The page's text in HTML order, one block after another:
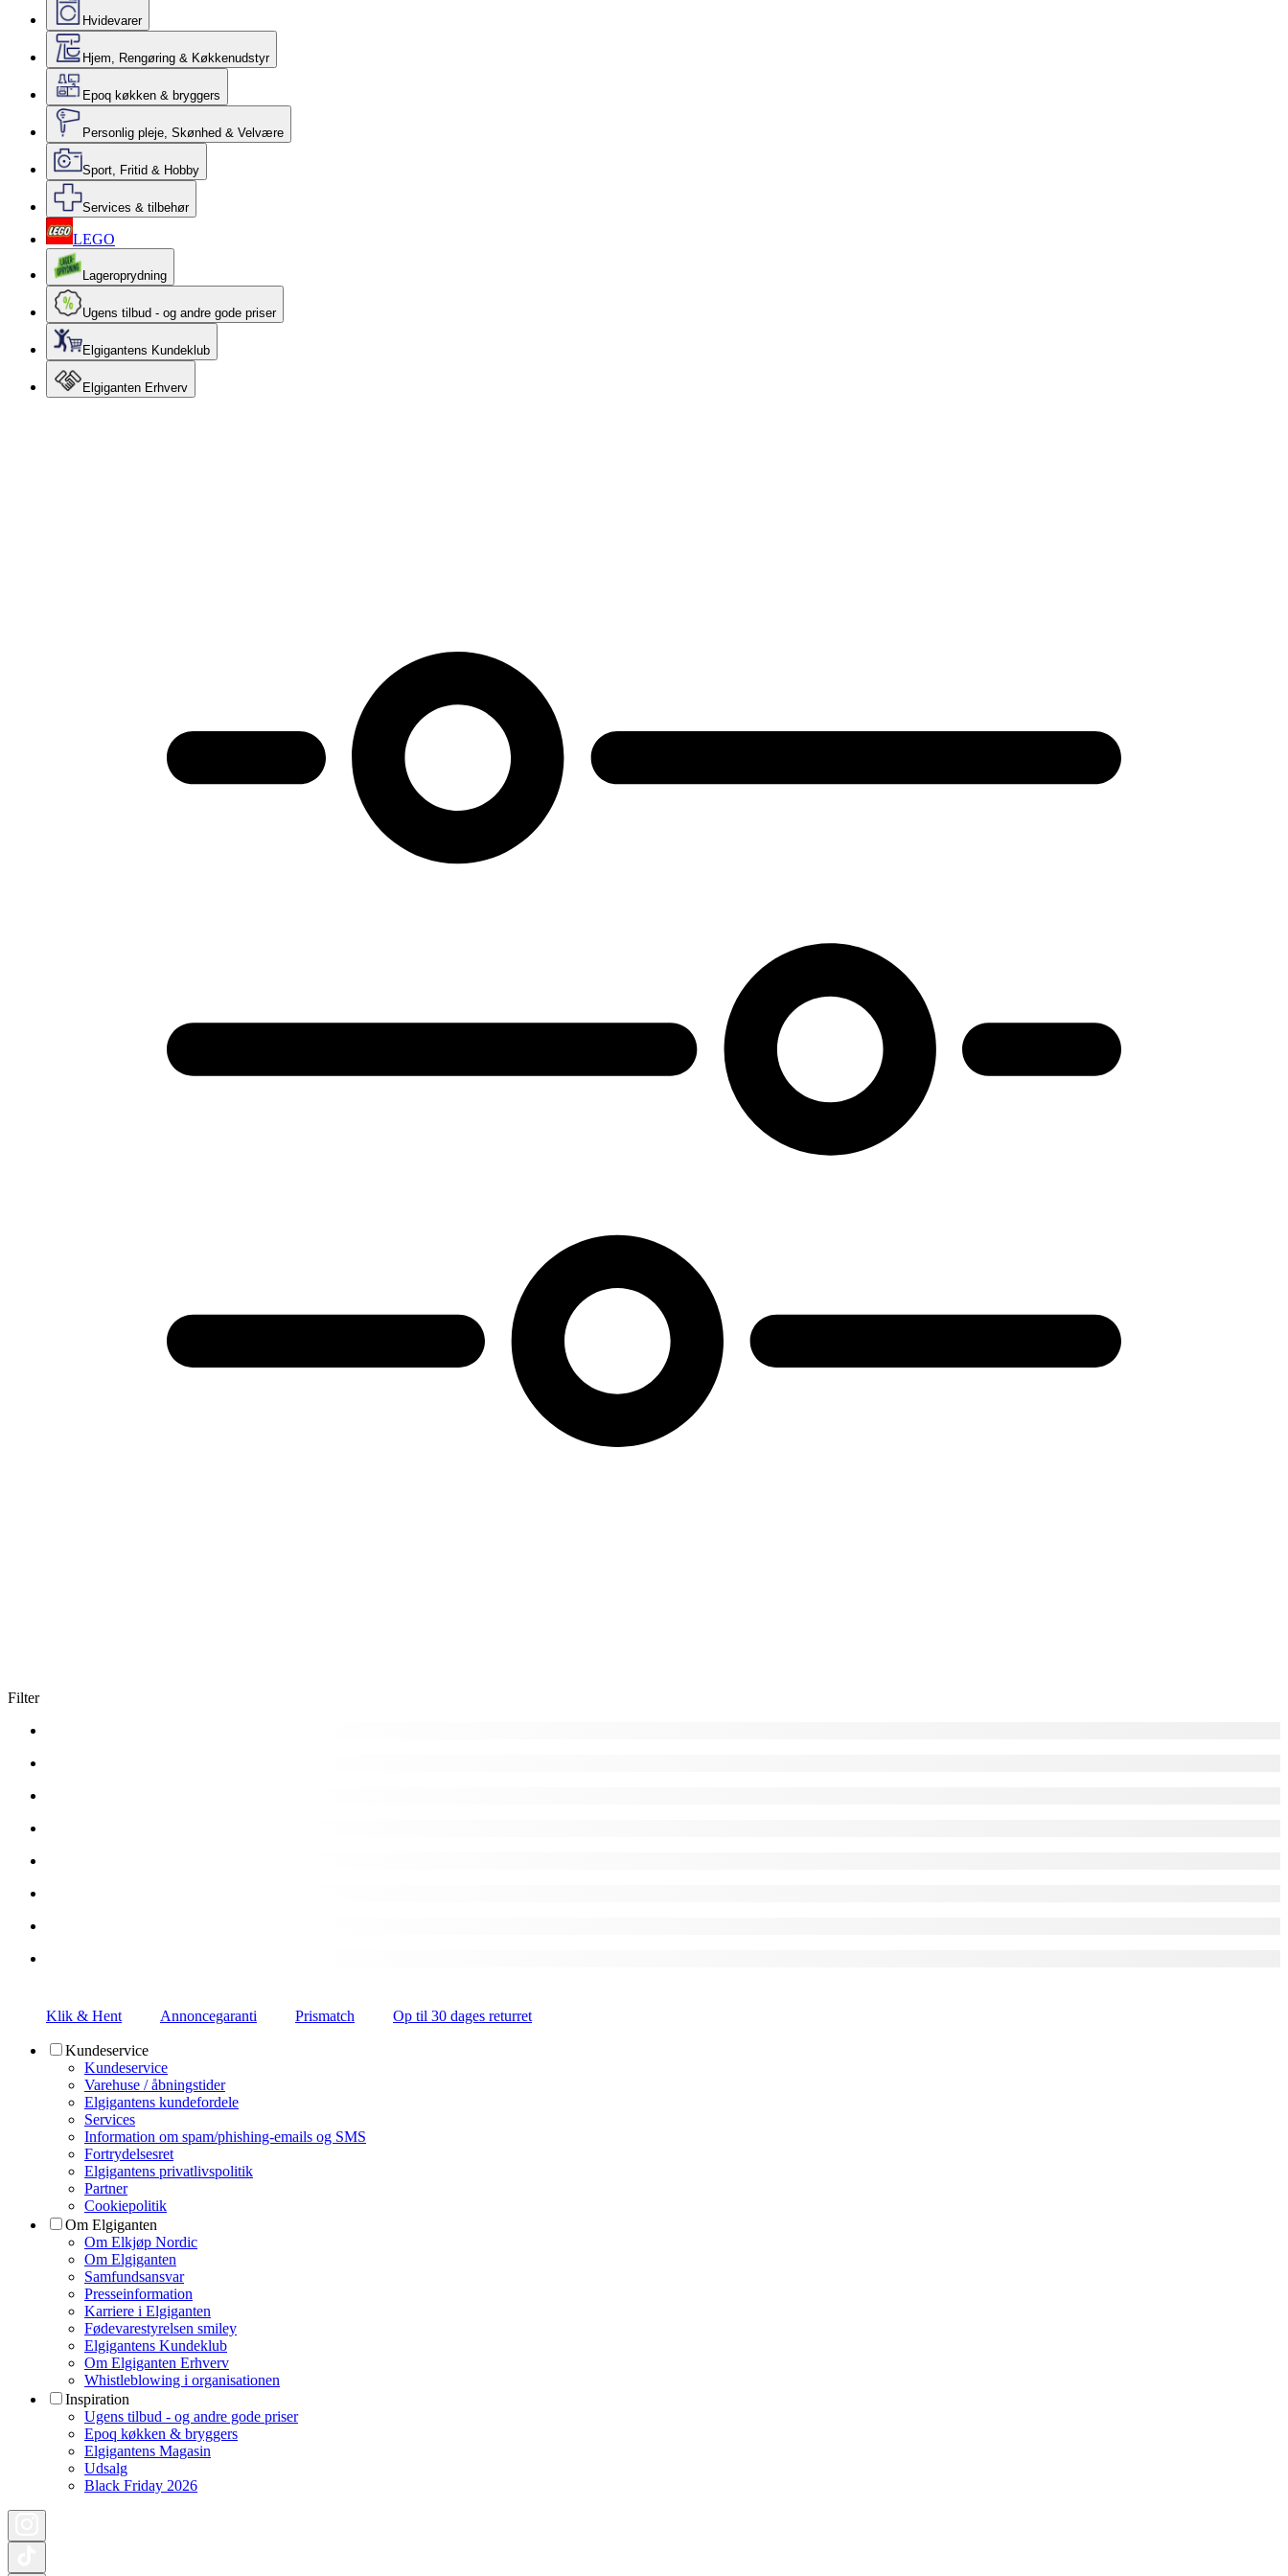
Hvidevarer
Hjem, Rengøring & Køkkenudstyr
Epoq køkken & bryggers
Personlig pleje, Skønhed & Velvære
Sport, Fritid & Hobby
Services & tilbehør
LEGO
Lageroprydning
Ugens tilbud - og andre gode priser
Elgigantens Kundeklub
Elgiganten Erhverv
Filter
Klik & Hent Annoncegaranti Prismatch Op til 30 dages returret
Kundeservice
Kundeservice
Varehuse / åbningstider
Elgigantens kundefordele
Services
Information om spam/phishing-emails og SMS
Fortrydelsesret
Elgigantens privatlivspolitik
Partner
Cookiepolitik
Om Elgiganten
Om Elkjøp Nordic
Om Elgiganten
Samfundsansvar
Presseinformation
Karriere i Elgiganten
Fødevarestyrelsen smiley
Elgigantens Kundeklub
Om Elgiganten Erhverv
Whistleblowing i organisationen
Inspiration
Ugens tilbud - og andre gode priser
Epoq køkken & bryggers
Elgigantens Magasin
Udsalg
Black Friday 2026